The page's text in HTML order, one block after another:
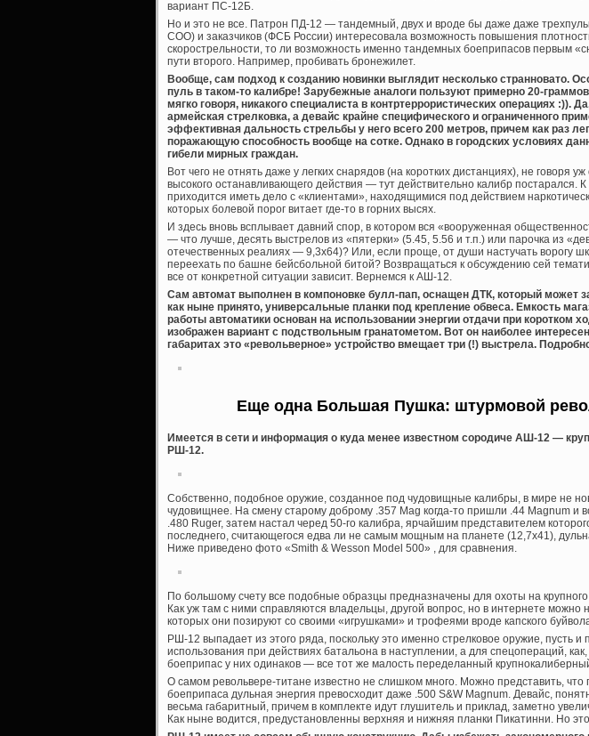
вариант ПС-12Б.
Но и это не все. Патрон ПД-12 — тандемный, двух и вроде бы даже даже
СОО) и заказчиков (ФСБ России) интересовала возможность повышения
скорострельности, то ли возможность именно тандемных боеприпасов первым
пути второго. Например, пробивать бронежилет.
Вообще, сам подход к созданию новинки выглядит несколько странновато.
пуль в таком-то калибре! Зарубежные аналоги пользуют примерно 20-
мягко говоря, никакого специалиста в контртеррористических операциях :)).
армейская стрелковка, а девайс крайне специфического и ограниченного
эффективная дальность стрельбы у него всего 200 метров, причем как раз
поражающую способность вообще на сотке. Однако в городских условиях
гибели мирных граждан.
Вот чего не отнять даже у легких снарядов (на коротких дистанциях), не говоря
высокого останавливающего действия — тут действительно калибр постарался.
приходится иметь дело с «клиентами», находящимися под действием
которых болевой порог витает где-то в горних высях.
И здесь вновь всплывает давний спор, в котором вся «вооруженная
— что лучше, десять выстрелов из «пятерки» (5.45, 5.56 и т.п.) или парочка из
отечественных реалиях — 9,3х64)? Или, если проще, от души настучать ворогу
переехать по башне бейсбольной битой? Возвращаться к обсуждению сей
все от конкретной ситуации зависит. Вернемся к АШ-12.
Сам автомат выполнен в компоновке булл-пап, оснащен ДТК, который может
как ныне принято, универсальные планки под крепление обвеса. Емкость
работы автоматики основан на использовании энергии отдачи при коротком
изображен вариант с подствольным гранатометом. Вот он наиболее
габаритах это «револьверное» устройство вмещает три (!) выстрела.
Еще одна Большая Пушка: штурмовой
Имеется в сети и информация о куда менее известном сородиче АШ-12 —
РШ-12.
Собственно, подобное оружие, созданное под чудовищные калибры, в мире не
чудовищнее. На смену старому доброму .357 Mag когда-то пришли .44 Magnum и
.480 Ruger, затем настал черед 50-го калибра, ярчайшим представителем
последнего, считающегося едва ли не самым мощным на планете (12,7х41),
Ниже приведено фото «Smith & Wesson Model 500» , для сравнения.
По большому счету все подобные образцы предназначены для охоты на
Как уж там с ними справляются владельцы, другой вопрос, но в интернете
которых они позируют со своими «игрушками» и трофеями вроде капского
РШ-12 выпадает из этого ряда, поскольку это именно стрелковое оружие, пусть
использования при действиях батальона в наступлении, а для спецопераций,
боеприпас у них одинаков — все тот же малость переделанный
О самом револьвере-титане известно не слишком много. Можно представить, что
боеприпаса дульная энергия превосходит даже .500 S&W Magnum. Девайс,
весьма габаритный, причем в комплекте идут глушитель и приклад, заметно
Как ныне водится, предустановленны верхняя и нижняя планки Пикатинни. Но